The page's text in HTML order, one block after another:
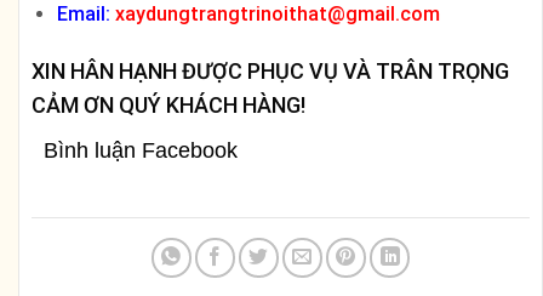
Email: xaydungtrangtrinoithat@gmail.com
XIN HÂN HẠNH ĐƯỢC PHỤC VỤ VÀ TRÂN TRỌNG
CẢM ƠN QUÝ KHÁCH HÀNG!
Bình luận Facebook